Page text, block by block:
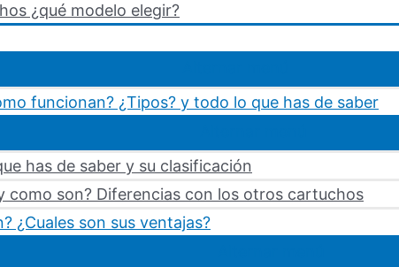
¿qué modelo elegir?
funcionan? ¿Tipos? y todo lo que has de saber
has de saber y su clasificación
como son? Diferencias con los otros cartuchos
¿Cuales son sus ventajas?